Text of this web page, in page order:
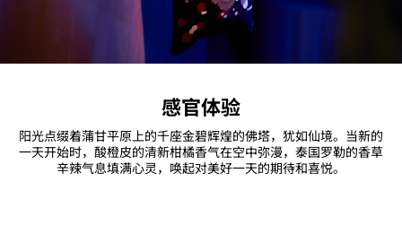
感官体验
阳光点缀着蒲甘平原上的千座金碧辉煌的佛塔，犹如仙境。当新的
一天开始时，酸橙皮的清新柑橘香气在空中弥漫，泰国罗勒的香草
辛辣气息填满心灵，唤起对美好一天的期待和喜悦。